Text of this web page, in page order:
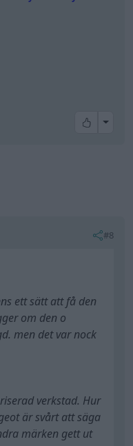
All
#8
ett sätt att få den
om den o
men det var nock
verkstad. Hur
är svårt att säga
märken gett ut